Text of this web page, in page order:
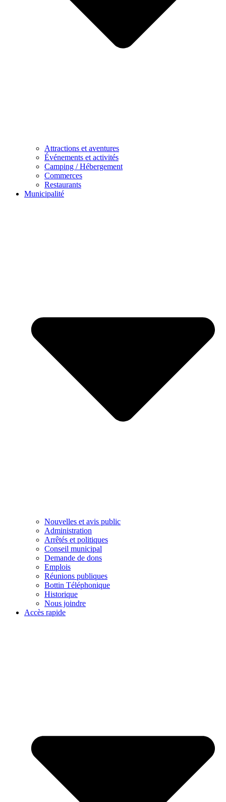
Attractions et aventures
Événements et activités
Camping / Hébergement
Commerces
Restaurants
Municipalité
Nouvelles et avis public
Administration
Arrêtés et politiques
Conseil municipal
Demande de dons
Emplois
Réunions publiques
Bottin Téléphonique
Historique
Nous joindre
Accès rapide